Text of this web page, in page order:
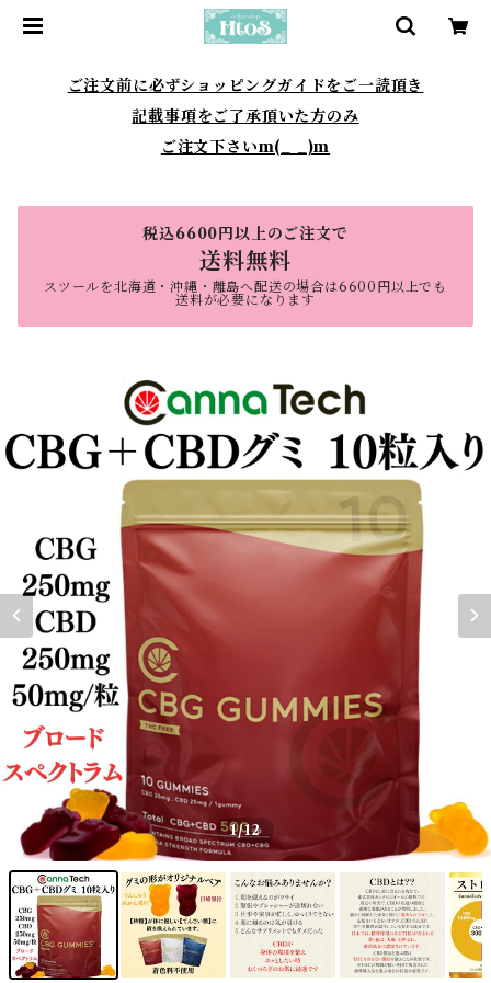
ご注文前に必ずショッピングガイドをご一読頂き
記載事項をご了承頂いた方のみ
ご注文下さいm(_ _)m
税込6600円以上のご注文で
送料無料
スツールを北海道・沖縄・離島へ配送の場合は6600円以上でも
送料が必要になります
1/12